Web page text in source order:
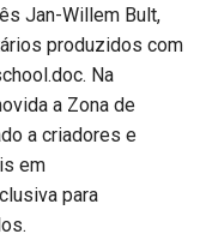
Jan-Willem Bult,
produzidos com
Na
a Zona de
a criadores e
em
para